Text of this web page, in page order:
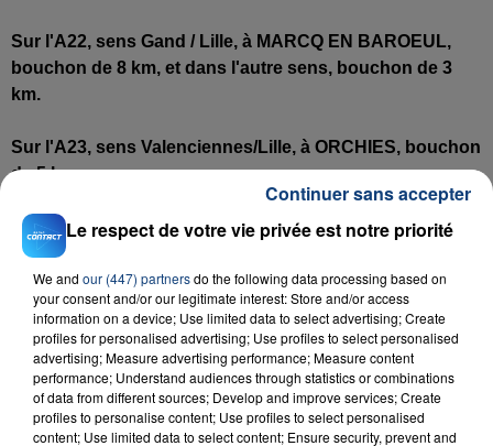
Sur l'A22, sens Gand / Lille, à MARCQ EN BAROEUL,
bouchon de 8 km, et dans l'autre sens, bouchon de 3
km.
Sur l'A23, sens Valenciennes/Lille, à ORCHIES, bouchon
de5 km.
Sur l'A23,sens Valenciennes/Lille, à LESQUIN,bouchon
de 8 km.
Sur la RN41,sens La Bassée//Lille,à ENGLOS,bouchon
6 km.
Sur l'A25,sens Dunkerque/Lille, à SEQUEDIN, bouchon
4 km.
Le respect de votre vie privée est notre priorité
We and our (447) partnersdo the following data processing based on
your consent and/or our legitimate interest: Store and/or access
information on a device; Use limited data to select advertising; Create
profiles for personalised advertising; Use profiles to select personalised
advertising; Measure advertising performance; Measure content
performance; Understand audiences through statistics or combinations
of data from different sources; Develop and improve services; Create
profiles to personalise content; Use profiles to select personalised
content; Use limited data to select content; Ensure security, prevent and
Continuer sans accepter